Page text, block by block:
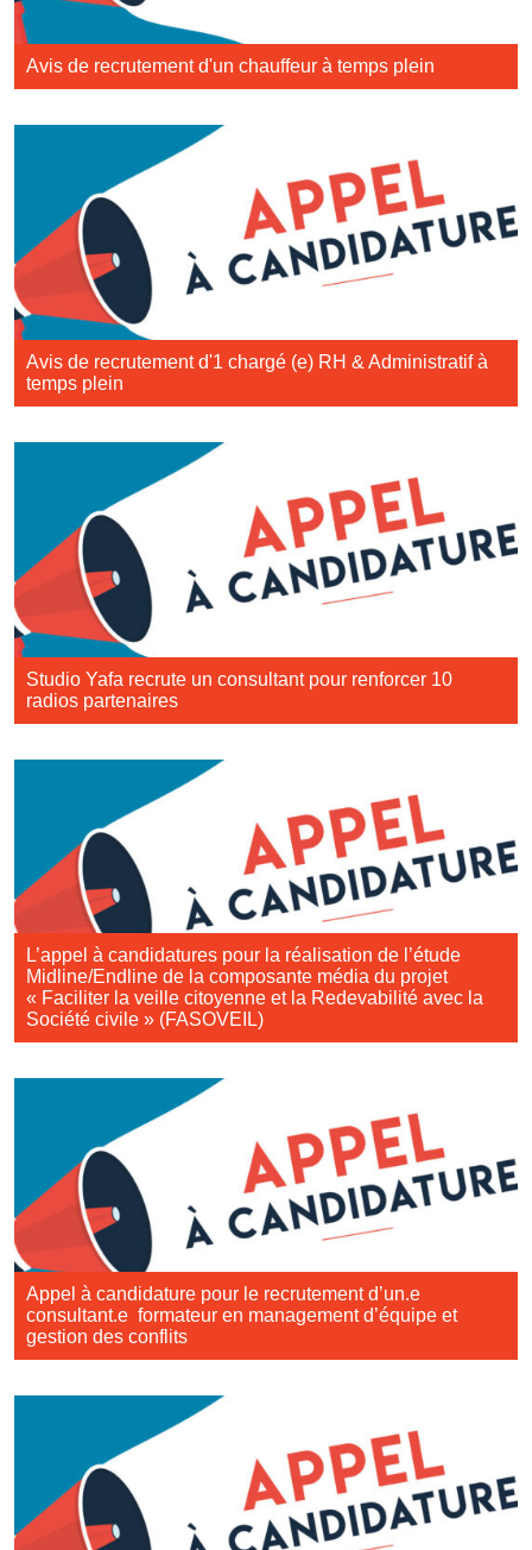
Avis de recrutement d'un chauffeur à temps plein
Avis de recrutement d'1 chargé (e) RH & Administratif à
temps plein
Studio Yafa recrute un consultant pour renforcer 10
radios partenaires
L’appel à candidatures pour la réalisation de l’étude
Midline/Endline de la composante média du projet
« Faciliter la veille citoyenne et la Redevabilité avec la
Société civile » (FASOVEIL)
Appel à candidature pour le recrutement d’un.e
consultant.e formateur en management d’équipe et
gestion des conflits